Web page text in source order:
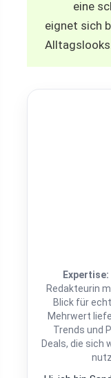
eine
eignet sich
Expertise:
Redakteurin
Blick für
Mehrwert
Trends und
Deals, die sich